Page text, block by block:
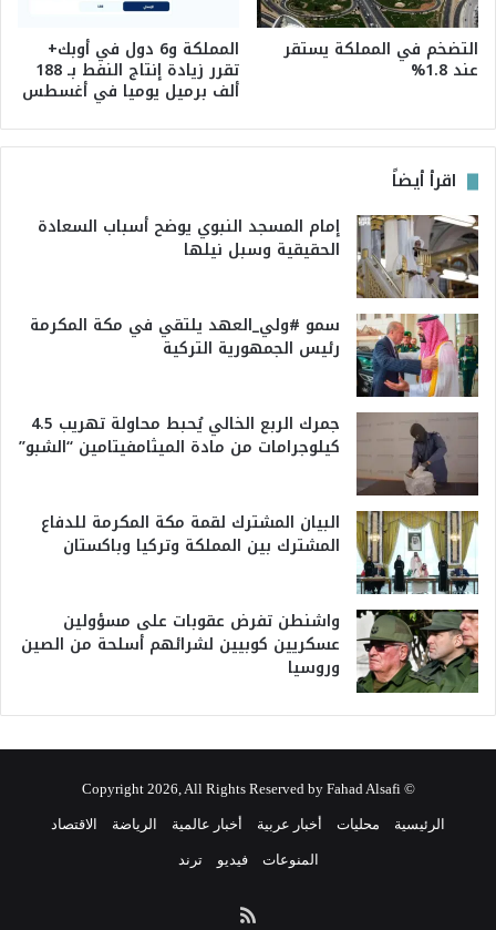
التضخم في المملكة يستقر
عند 1.8%
المملكة و6 دول في أوبك+
تقرر زيادة إنتاج النفط بـ 188
ألف برميل يوميا في أغسطس
اقرأ أيضاً
إمام المسجد النبوي يوضح أسباب السعادة
الحقيقية وسبل نيلها
سمو #ولي_العهد يلتقي في مكة المكرمة
رئيس الجمهورية التركية
جمرك الربع الخالي يُحبط محاولة تهريب 4.5
كيلوجرامات من مادة الميثامفيتامين “الشبو”
البيان المشترك لقمة مكة المكرمة للدفاع
المشترك بين المملكة وتركيا وباكستان
واشنطن تفرض عقوبات على مسؤولين
عسكريين كوبيين لشرائهم أسلحة من الصين
وروسيا
© Copyright 2026, All Rights Reserved by Fahad Alsafi
الرئيسية محليات أخبار عربية أخبار عالمية الرياضة الاقتصاد
المنوعات فيديو ترند